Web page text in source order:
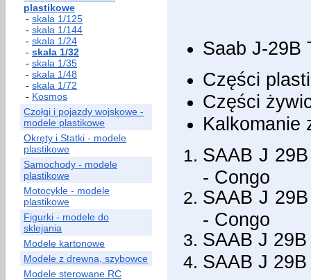
plastikowe
- skala 1/125
- skala 1/144
- skala 1/24
- skala 1/32
- skala 1/35
- skala 1/48
- skala 1/72
- Kosmos
Czołgi i pojazdy wojskowe -
modele plastikowe
Okręty i Statki - modele
plastikowe
Samochody - modele
plastikowe
Motocykle - modele
plastikowe
Figurki - modele do
sklejania
Modele kartonowe
Modele z drewna, szybowce
Modele sterowane RC
Saab J-29B
Części
Części
Kalkomanie
SAAB J
- Congo
SAAB J
- Congo
SAAB J
SAAB J